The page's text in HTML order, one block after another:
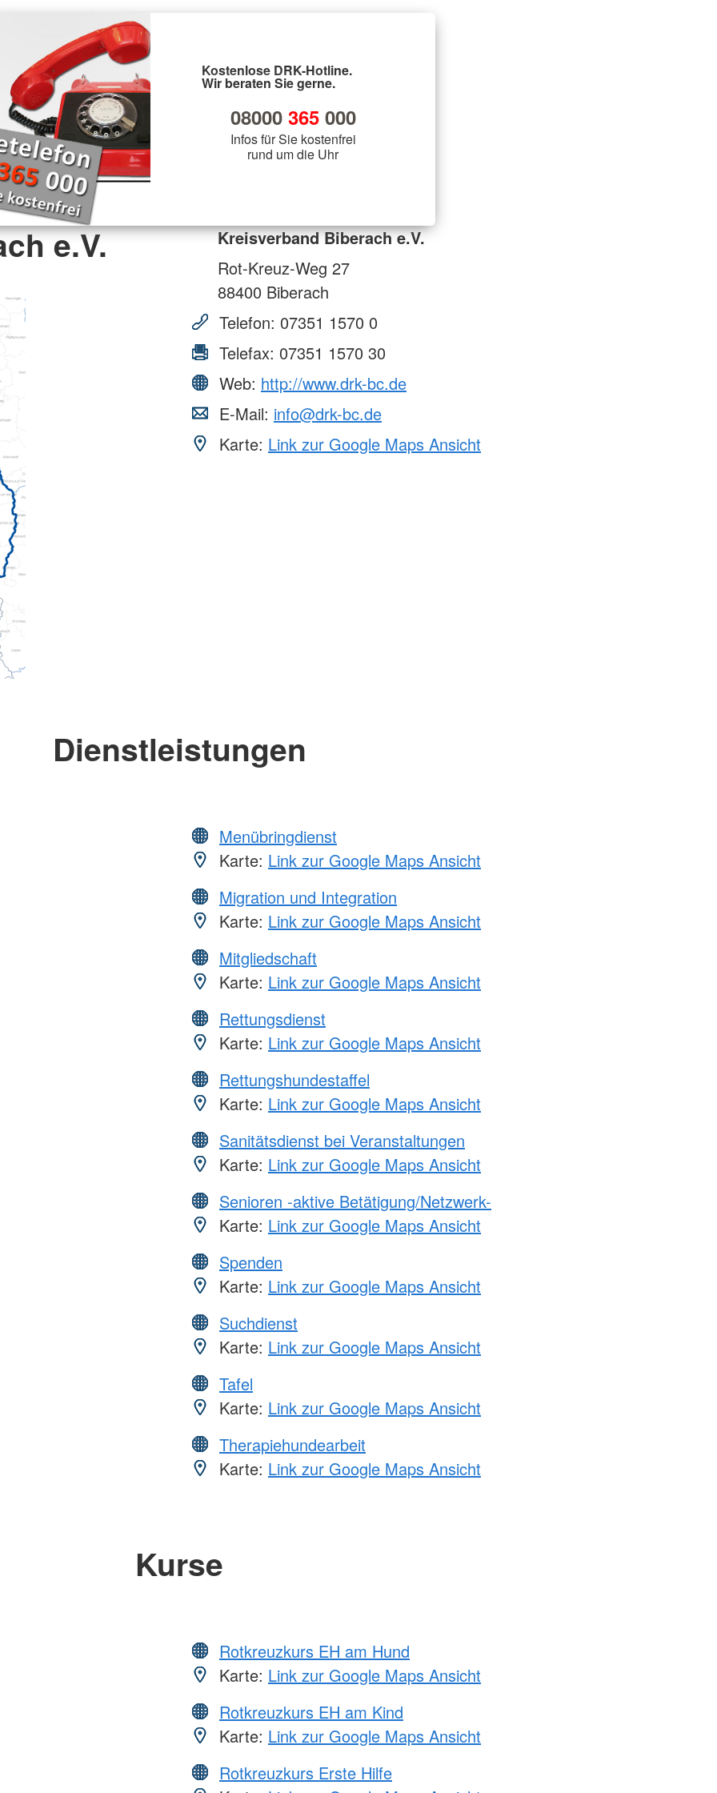
Kostenlose DRK-Hotline.
Wir beraten Sie gerne.
08000 365000
Infos für Sie kostenfrei
rund um die Uhr
e.V.
Kreisverband Biberach e.V.
Rot-Kreuz-Weg 27
88400 Biberach
Telefon: 07351 1570 0
Telefax: 07351 1570 30
Web: http://www.drk-bc.de
E-Mail: info@drk-bc.de
Karte: Link zur Google Maps Ansicht
Dienstleistungen
Menübringdienst
Karte: Link zur Google Maps Ansicht
Migration und Integration
Karte: Link zur Google Maps Ansicht
Mitgliedschaft
Karte: Link zur Google Maps Ansicht
Rettungsdienst
Karte: Link zur Google Maps Ansicht
Rettungshundestaffel
Karte: Link zur Google Maps Ansicht
Sanitätsdienst bei Veranstaltungen
Karte: Link zur Google Maps Ansicht
Senioren -aktive Betätigung/Netzwerk-
Karte: Link zur Google Maps Ansicht
Spenden
Karte: Link zur Google Maps Ansicht
Suchdienst
Karte: Link zur Google Maps Ansicht
Tafel
Karte: Link zur Google Maps Ansicht
Therapiehundearbeit
Karte: Link zur Google Maps Ansicht
Kurse
Rotkreuzkurs EH am Hund
Karte: Link zur Google Maps Ansicht
Rotkreuzkurs EH am Kind
Karte: Link zur Google Maps Ansicht
Rotkreuzkurs Erste Hilfe